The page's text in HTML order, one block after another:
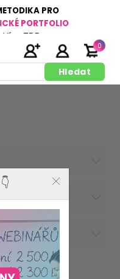
PRO
PORTFOLIO
Více ZDE
0